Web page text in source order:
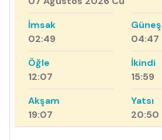
İmsak
02:49
Güneş
04:47
Öğle
12:07
İkindi
15:59
Akşam
19:07
Yatsı
20:50